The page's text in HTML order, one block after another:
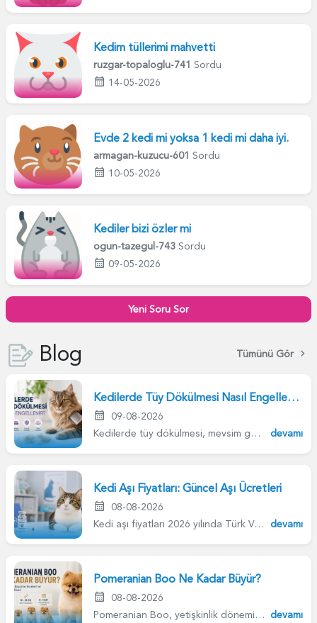
Kedim tüllerimi mahvetti
ruzgar-topaloglu-741 Sordu
14-05-2026
Evde 2 kedi mi yoksa 1 kedi mi daha iyi.
armagan-kuzucu-601 Sordu
10-05-2026
Kediler bizi özler mi
ogun-tazegul-743 Sordu
09-05-2026
Yeni Soru Sor
Blog Tümünü Gör
Kedilerde Tüy Dökülmesi Nasıl Engellenir?
09-08-2026
Kedilerde tüy dökülmesi, mevsim geçişi, beslenme bozukl...
devamı
Kedi Aşı Fiyatları: Güncel Aşı Ücretleri
08-08-2026
Kedi aşı fiyatları 2026 yılında Türk Veteriner Hekimler... devamı
Pomeranian Boo Ne Kadar Büyür?
08-08-2026
Pomeranian Boo, yetişkinlik dönemine ulaştığında ortala... devamı